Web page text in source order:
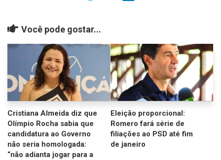
Você pode gostar...
Cristiana Almeida diz que
Olímpio Rocha sabia que
candidatura ao Governo
não seria homologada:
“não adianta jogar para a
Eleição proporcional:
Romero fará série de
filiações ao PSD até fim
de janeiro